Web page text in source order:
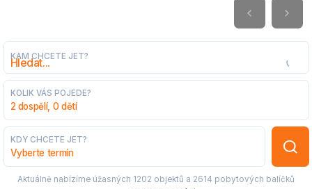
KAM CHCETE JET?
KOLIK VÁS POJEDE?
2 dospělí, 0 dětí
KDY CHCETE JET?
Vyberte termín
Aktuálně nabízíme úžasných 1202 objektů a 2614 pobytových balíčků